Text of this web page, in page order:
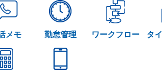
メモ 勤怠管理 ワークフロー タ